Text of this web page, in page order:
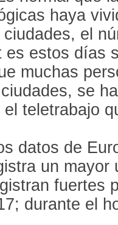
haya
el
es estos días
muchas
se
teletrabajo
datos de
un
fuertes
durante el